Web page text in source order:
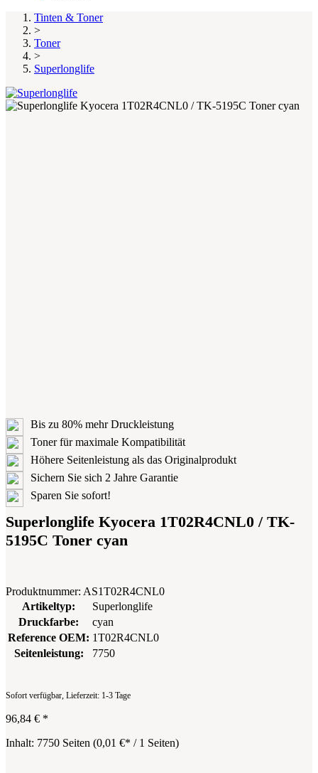
Tinten & Toner
>
Toner
>
Superlonglife
Bis zu 80% mehr Druckleistung
Toner für maximale Kompatibilität
Höhere Seitenleistung als das Originalprodukt
Sichern Sie sich 2 Jahre Garantie
Sparen Sie sofort!
Superlonglife Kyocera 1T02R4CNL0 / TK-
5195C Toner cyan
Produktnummer: AS1T02R4CNL0
Artikeltyp:
Superlonglife
Druckfarbe:
cyan
Reference OEM: 1T02R4CNL0
Seitenleistung:
7750
Sofort verfügbar, Lieferzeit: 1-3 Tage
96,84 € *
Inhalt: 7750 Seiten (0,01 €* / 1 Seiten)